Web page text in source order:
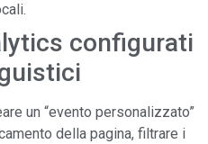
configurati
un “evento personalizzato”
della pagina, filtrare i